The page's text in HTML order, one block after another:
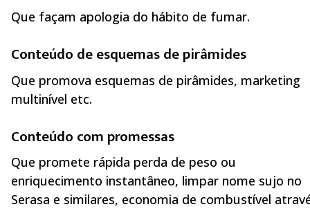
Que façam apologia do hábito de fumar.
Conteúdo de esquemas de pirâmides
Que promova esquemas de pirâmides, marketing
multinível etc.
Conteúdo com promessas
Que promete rápida perda de peso ou
enriquecimento instantâneo, limpar nome sujo no
Serasa e similares, economia de combustível